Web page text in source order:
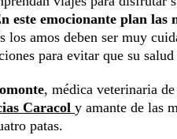
este emocionante plan las
amos deben ser muy
para evitar que su salud
, médica veterinaria
Caracol y amante de las
patas.